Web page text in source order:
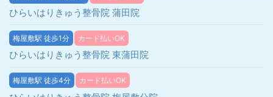
ひらいはりきゅう整骨院 蒲田院
梅屋敷駅 徒歩1分 カード払いOK
ひらいはりきゅう整骨院 東蒲田院
梅屋敷駅 徒歩4分 カード払いOK